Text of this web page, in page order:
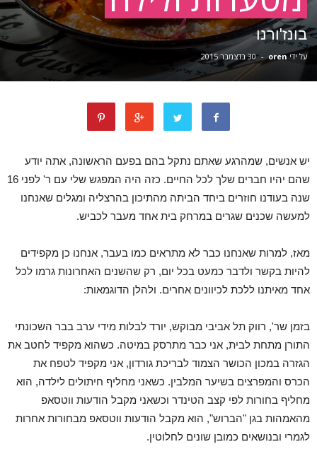
בונז'ורנו
על ידיoren
- 30 בדצמבר 2015
יש אנשים, שמהרגע שאתם נתקל בהם בפעם הראשונה, אתה יודע
שהם יהיו חברים שלך לכל החיים. כזה היה המפגש שלי עם ר' לפני 16
שנה בעודנו חוזרים ביחד הביתה מהתיכון בהרצליה ומגלים שאנחנו
למעשה שכנים שגרים במרחק בית אחד מעבר לכביש.
מאז, למרות שאנחנו כבר לא מתראים כמו בעבר, אנחנו כן מקפידים
להיות בקשר ולדבר כמעט בכל יום, רק שהשנים האחרונות גרמו לכל
אחד מאיתנו ללכת לכיוונים אחרים. ולהלן הדוגמאות:
בזמן שר', רווק תל אביבי מבוקש, יורד לבלות מידי ערב בבר השכונתי
התורן מתחת לבית, אני כבר מתרסק במיטה. כשהוא מקפיד לחטב את
הגזרה במכון הכושר הצמוד לבריכת גורדון, אני מקפיד לטפח את
הכרס והמפרצים בשיער המלבין. כשאני מחליף חיתולים לילדה, הוא
מחליף בחורות לפי קצב הטינדר וכשאני מקבל הודעות ווטסאפ
מהאמהות בגן "הברוש", הוא מקבל הודעות ווטסאפ מבחורות אחרות
לגמרי ובנושאים כמובן שונים לחלוטין.